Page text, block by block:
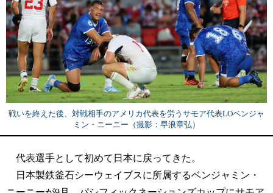
戦いを終えた後、対戦相手のアメリカ代表を労うサモア代表LOベンジャ
ミン・ニーニー（撮影：早浪章弘）
代表選手として初めて日本に戻ってきた。
日本製鉄釜石シーウェイブスに所属するベンジャミン・